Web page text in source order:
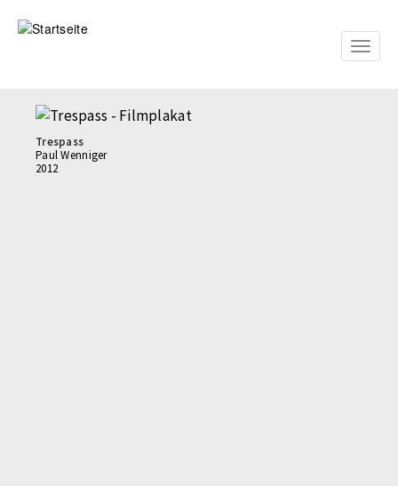
zum
Toggle
Trespass
Paul Wenniger
2012